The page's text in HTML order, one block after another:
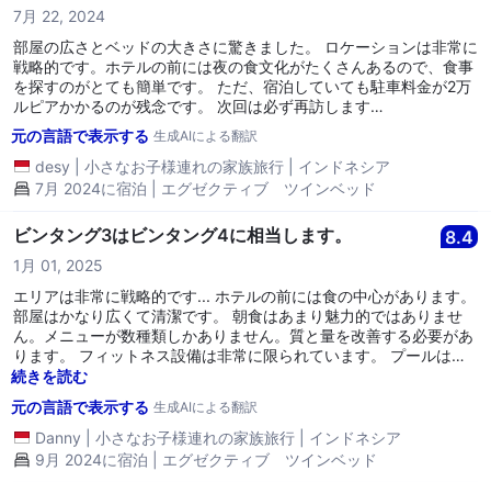
7月 22, 2024
部屋の広さとベッドの大きさに驚きました。 ロケーションは非常に
戦略的です。ホテルの前には夜の食文化がたくさんあるので、食事
を探すのがとても簡単です。 ただ、宿泊していても駐車料金が2万
ルピアかかるのが残念です。 次回は必ず再訪します…
元の言語で表示する 生成AIによる翻訳
desy 小さなお子様連れの家族旅行
インドネシア
7月 2024に宿泊 | エグゼクティブ ツインベッド
ビンタング3はビンタング4に相当します。 8.4
1月 01, 2025
エリアは非常に戦略的です... ホテルの前には食の中心があります。
部屋はかなり広くて清潔です。 朝食はあまり魅力的ではありませ
ん。メニューが数種類しかありません。質と量を改善する必要があ
ります。 フィットネス設備は非常に限られています。 プールはあ
ります。 駐車場はやや小さいです。
続きを読む
元の言語で表示する 生成AIによる翻訳
Danny 小さなお子様連れの家族旅行
インドネシア
9月 2024に宿泊 | エグゼクティブ ツインベッド